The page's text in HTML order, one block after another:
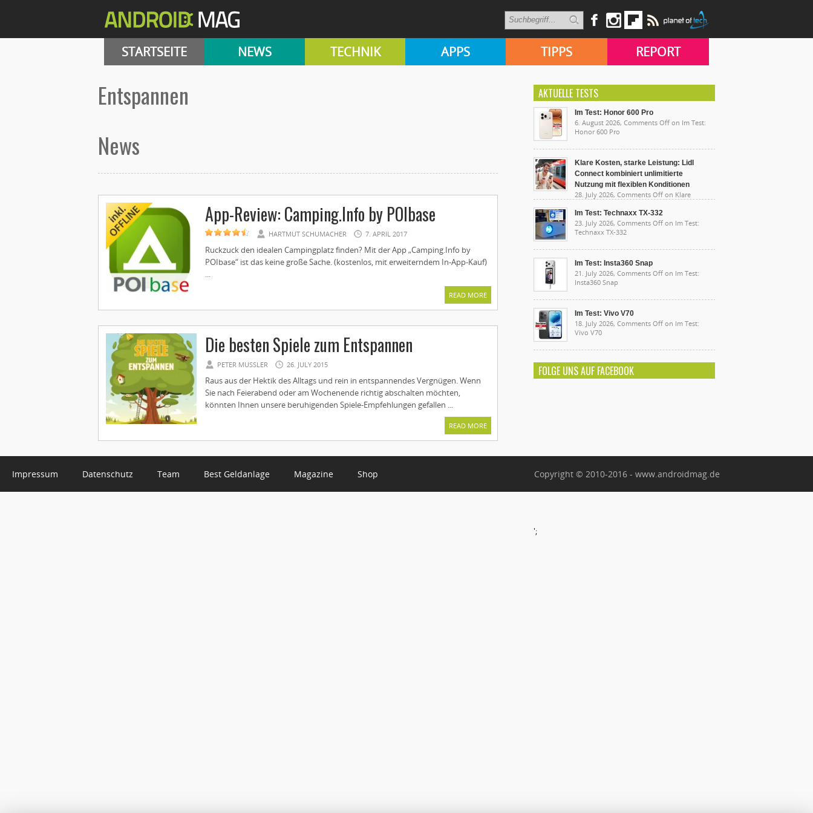
STARTSEITE NEWS TECHNIK APPS TIPPS REPORT
Entspannen
News
App-Review: Camping.Info by POIbase
HARTMUT SCHUMACHER 7. APRIL 2017
Ruckzuck den idealen Campingplatz finden? Mit der App „Camping.Info by
POIbase“ ist das keine große Sache. (kostenlos, mit erweiterndem In-App-Kauf)
...
READ MORE
Die besten Spiele zum Entspannen
PETER MUSSLER 26. JULY 2015
Raus aus der Hektik des Alltags und rein in entspannendes Vergnügen. Wenn
Sie nach Feierabend oder am Wochenende richtig abschalten möchten,
könnten Ihnen unsere beruhigenden Spiele-Empfehlungen gefallen ...
READ MORE
AKTUELLE TESTS
Im Test: Honor 600 Pro
6. August 2026, Comments Off on Im Test:
Honor 600 Pro
Klare Kosten, starke Leistung: Lidl
Connect kombiniert unlimitierte
Nutzung mit flexiblen Konditionen
28. July 2026, Comments Off on Klare
unlimitierte Nutzung mit flexiblen Konditionen
Im Test: Technaxx TX-332
23. July 2026, Comments Off on Im Test:
Technaxx TX-332
Im Test: Insta360 Snap
21. July 2026, Comments Off on Im Test:
Insta360 Snap
Im Test: Vivo V70
18. July 2026, Comments Off on Im Test:
Vivo V70
FOLGE UNS AUF FACEBOOK
';
Impressum Datenschutz Team Best Geldanlage Magazine Shop Copyright © 2010-2016 - www.androidmag.de